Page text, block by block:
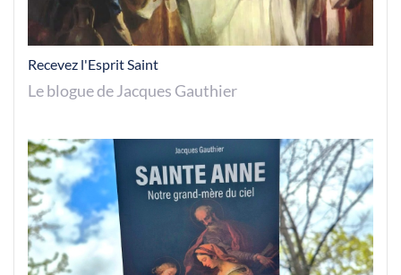
Recevez l'Esprit Saint
Le blogue de Jacques Gauthier